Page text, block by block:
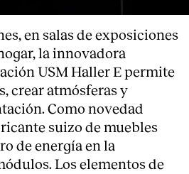
About
en salas de exposiciones
la innovadora
USM Haller E permite
crear atmósferas y
Como novedad
suizo de muebles
de energía en la
Los elementos de